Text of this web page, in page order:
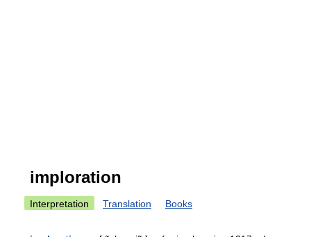
imploration
Interpretation Translation Books